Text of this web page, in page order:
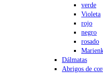
verde
Violeta
rojo
negro
rosado
Dálmatas
Abrigos de